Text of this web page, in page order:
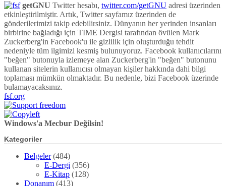
getGNU Twitter hesabı, twitter.com/getGNU adresi üzerinden
etkinleştirilmiştir. Artık, Twitter sayfamız üzerinden de
gönderilerimizi takip edebilirsiniz. Dünyanın her yerinden insanları
birbirine bağladığı için TIME Dergisi tarafından övülen Mark
Zuckerberg'in Facebook'u ile gizlilik için oluşturduğu tehdit
nedeniyle tüm ilgimizi kesmiş bulunuyoruz. Facebook kullanıcılarını
"beğen" butonuyla izlemeye alan Zuckerberg'in "beğen" butonunu
kullanan sitelerin kullanıcısı olmayan kişiler hakkında dahi bilgi
toplaması mümkün olmaktadır. Bu nedenle, bizi Facebook üzerinde
bulamayacaksınız.
fsf.org
Windows'a Mecbur Değilsin!
Kategoriler
Belgeler(484)
E-Dergi (356)
E-Kitap (128)
Donanım (413)